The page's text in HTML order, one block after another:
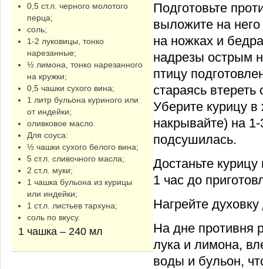
0,5 ст.л. черного молотого
перца;
соль;
1-2 луковицы, тонко
нарезанные;
½ лимона, тонко нарезанного
на кружки;
0,5 чашки сухого вина;
1 литр бульона куриного или
от индейки;
оливковое масло.
Для соуса:
½ чашки сухого белого вина;
5 ст.л. сливочного масла;
2 ст.л. муки;
1 чашка бульона из курицы
или индейки;
1 ст.л. листьев тархуна;
соль по вкусу.
1 чашка – 240 мл
Подготовьте
выложите на
на ножках и
надрезы острым
птицу
стараясь
Уберите курицу в
накрывайте) на
подсушилась.
Достаньте
1 час до
Нагрейте
На дне противня
лука и лимона,
воды и бульон,